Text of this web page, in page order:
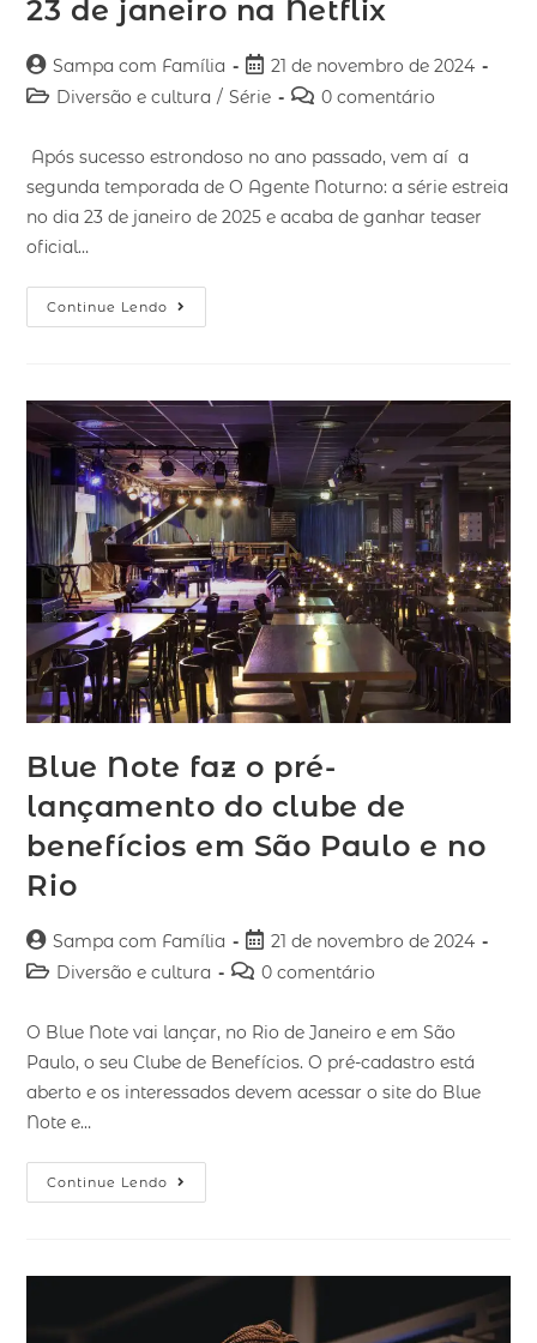
23 de janeiro na Netflix
Sampa com Família
21 de novembro de 2024
Diversão e cultura / Série 0 comentário
Após sucesso estrondoso no ano passado, vem aí a
segunda temporada de O Agente Noturno: a série estreia
no dia 23 de janeiro de 2025 e acaba de ganhar teaser
oficial…
Continue Lendo
Blue Note faz o pré-
lançamento do clube de
benefícios em São Paulo e no
Rio
Sampa com Família
21 de novembro de 2024
Diversão e cultura
0 comentário
O Blue Note vai lançar, no Rio de Janeiro e em São
Paulo, o seu Clube de Benefícios. O pré-cadastro está
aberto e os interessados devem acessar o site do Blue
Note e…
Continue Lendo